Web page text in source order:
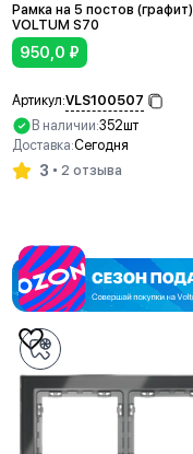
Рамка на 5 постов (графит)
VOLTUM S70
950,0 ₽
Артикул:VLS100507
В наличии:352шт
Доставка:Сегодня
3 2 отзыва